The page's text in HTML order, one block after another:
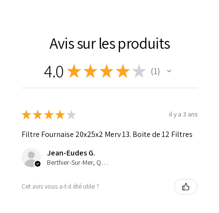
Avis sur les produits
4.0 ★ ★ ★★ ★ 1
★★★★ ★ il y a 3 ans
Filtre Fournaise 20x25x2 Merv 13. Boite de 12 Filtres
Jean-Eudes G.
Berthier-Sur-Mer, Quebec, Canada
Cet avis vous a-t-il été utile ?